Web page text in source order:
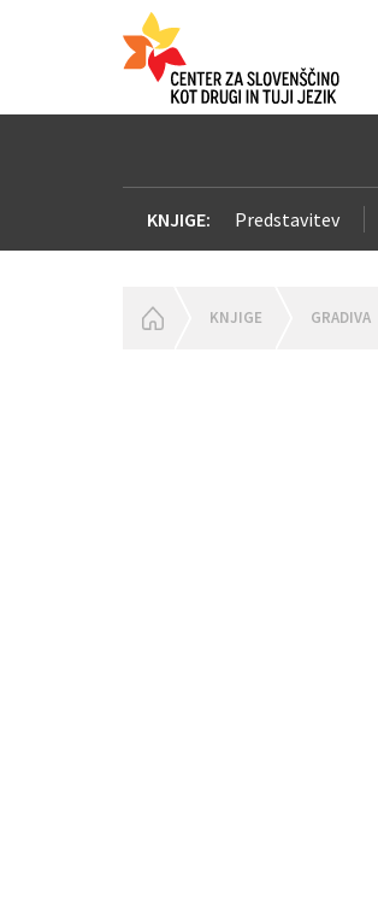
KNJIGE: Predstavitev
HOMEPAGE
KNJIGE GRADIVA